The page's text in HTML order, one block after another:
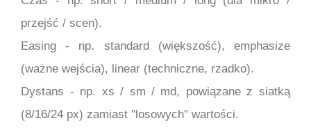
przejść / scen).
Easing - np. standard (większość), emphasize
(ważne wejścia), linear (techniczne, rzadko).
Dystans - np. xs / sm / md, powiązane z siatką
(8/16/24 px) zamiast "losowych" wartości.